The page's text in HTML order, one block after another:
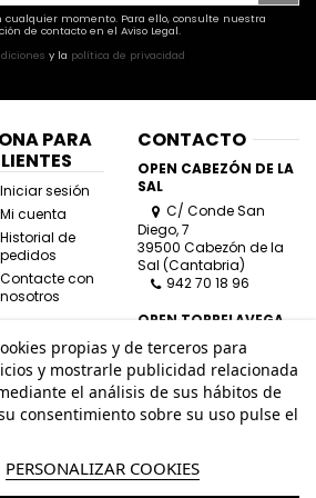
cualquier momento. Para ello, consulte nuestra
de contacto en el Aviso Legal.
y la política de privacidad
PARA
Iniciar sesión
Mi cuenta
Historial de
pedidos
Contacte con
nosotros
CONTACTO
OPEN CABEZÓN DE LA
SAL
C/ Conde San
Diego, 7
39500 Cabezón de la
Sal (Cantabria)
942 70 18 96
OPEN TORRELAVEGA
C/ José Posada
Herrera, Esquina
Lasaga Larreta
39300 Torrelavega
(Cantabria)
propias y de terceros para
y mostrarle publicidad relacionada
el análisis de sus hábitos de
consentimiento sobre su uso pulse el
PERSONALIZAR COOKIES